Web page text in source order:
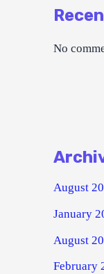
No
August
January
August
February